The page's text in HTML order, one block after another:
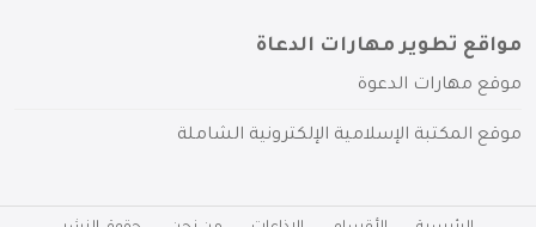
مواقع تطوير مهارات الدعاة
موقع مهارات الدعوة
موقع المكتبة الإسلامية الإلكترونية الشاملة